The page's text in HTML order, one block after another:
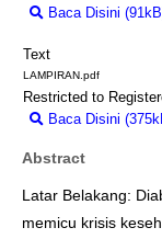
Baca Disini
Text
LAMPIRAN.pdf
Restricted to
Baca Disini
Abstract
Latar Belakang:
memicu krisis